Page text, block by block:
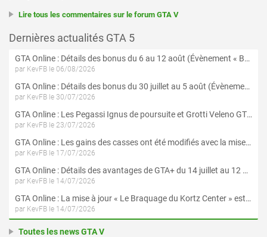
Lire tous les commentaires sur le forum GTA V
Dernières actualités GTA 5
GTA Online : Détails des bonus du 6 au 12 août (Évènement « Braquages de l'été » - Suite et fin)
par KevFB le 06/08/2026
GTA Online : Détails des bonus du 30 juillet au 5 août (Évènement « Braquages d'été »)
par KevFB le 30/07/2026
GTA Online : Les Pegassi Ignus de poursuite et Grotti Veleno GT sont maintenant disponibles
par KevFB le 23/07/2026
GTA Online : Les gains des casses ont été modifiés avec la mise à jour « Le Braquage du Kortz Center »
par KevFB le 17/07/2026
GTA Online : Détails des avantages de GTA+ du 14 juillet au 12 août
par KevFB le 14/07/2026
GTA Online : La mise à jour « Le Braquage du Kortz Center » est maintenant disponible
par KevFB le 14/07/2026
Toutes les news GTA V